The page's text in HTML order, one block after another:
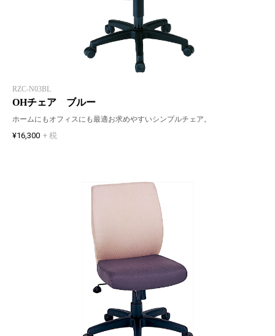
RZC-N03BL
OHチェア ブルー
ホームにもオフィスにも最適お求めやすいシンプルチェア。
¥16,300 + 税